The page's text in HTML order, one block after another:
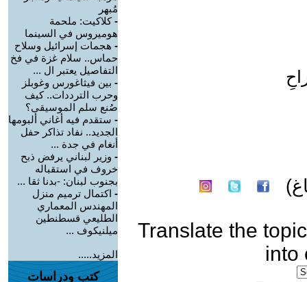
Translate the topic
into
مُبهر
-كلاكيت: ملحمة
هوميروس في السينما
- هجمات إسرائيل وسلاح
حماس.. سلام غزة في فخ
التفاصيل يعتبر ال ...
- بين فيثاغورس وغوبلز
وحرب الترددات.. كيف
صُنع سلم الموسيقى؟
- ستقدم فيه أغاني ألبومها
الجديد.. نفاد تذاكر حفل
أنغام في جدة ...
- وزير لبناني يرفض ذبح
خروف في استقباله
بجنوب لبنان: -بدنا ثقا ...
- اكتمال ترميم منزل
المهندس المعماري
الطليعي قسطنطين
ميلنيكوف ...
المزيد.....
كتب ودراسات